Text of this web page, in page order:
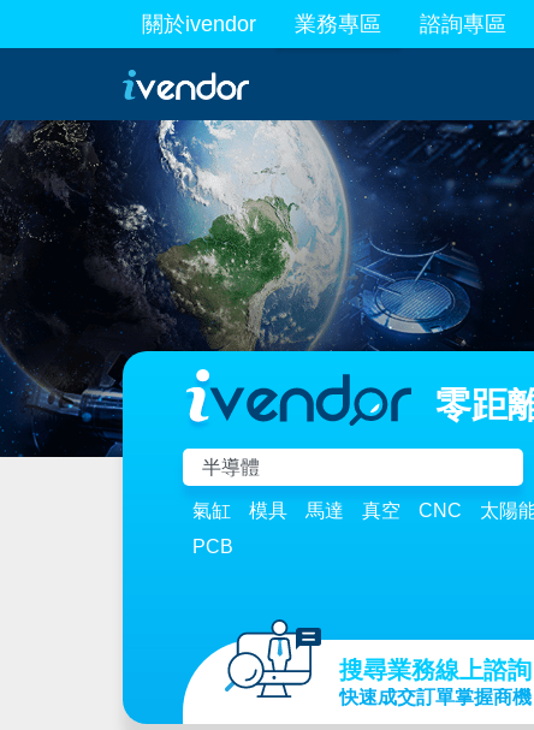
關於ivendor 業務專區
最新業務 諮詢專區
零距
氣缸 模具 馬達 真空 CNC 太陽
PCB
搜尋業務線上諮詢
快速成交訂單掌握商機